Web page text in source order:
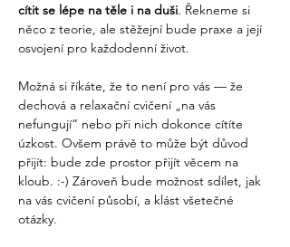
cítit se lépe na těle i na duši. Řekneme si
něco z teorie, ale stěžejní bude praxe a její
osvojení pro každodenní život.
Možná si říkáte, že to není pro vás — že
dechová a relaxační cvičení „na vás
nefungují“ nebo při nich dokonce cítíte
úzkost. Ovšem právě to může být důvod
přijít: bude zde prostor přijít věcem na
kloub. :-) Zároveň bude možnost sdílet, jak
na vás cvičení působí, a klást všetečné
otázky.